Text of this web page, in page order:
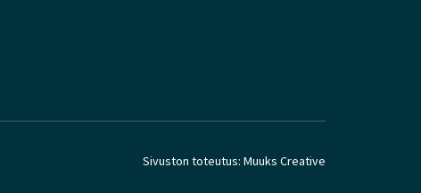
Sivuston toteutus: Muuks Creative